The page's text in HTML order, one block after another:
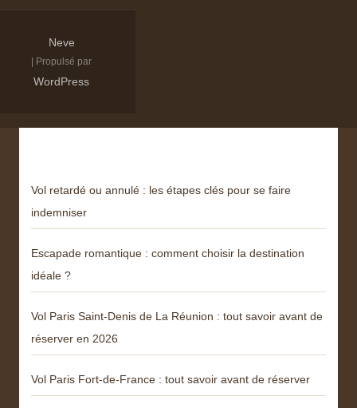
Neve
| Propulsé par
WordPress
Vol retardé ou annulé : les étapes clés pour se faire
indemniser
Escapade romantique : comment choisir la destination
idéale ?
Vol Paris Saint-Denis de La Réunion : tout savoir avant de
réserver en 2026
Vol Paris Fort-de-France : tout savoir avant de réserver